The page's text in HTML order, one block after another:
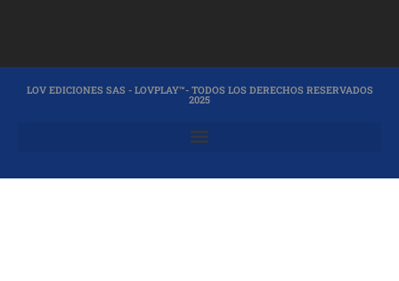
LOV EDICIONES SAS - LOVPLAY™- TODOS LOS DERECHOS RESERVADOS
2025